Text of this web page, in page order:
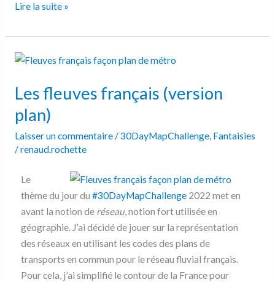
Lire la suite »
Les fleuves français (version
plan)
Laisser un commentaire/30DayMapChallenge, Fantaisies
/renaud.rochette
Le
thème du jour du #30DayMapChallenge2022 met en
avant la notion de réseau, notion fort utilisée en
géographie. J’ai décidé de jouer sur la représentation
des réseaux en utilisant les codes des plans de
transports en commun pour le réseau fluvial français.
Pour cela, j’ai simplifié le contour de la France pour
Les
français
(version
plan)